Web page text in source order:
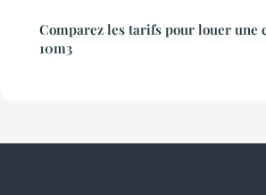
Comparez les tarifs pour louer une
10m3